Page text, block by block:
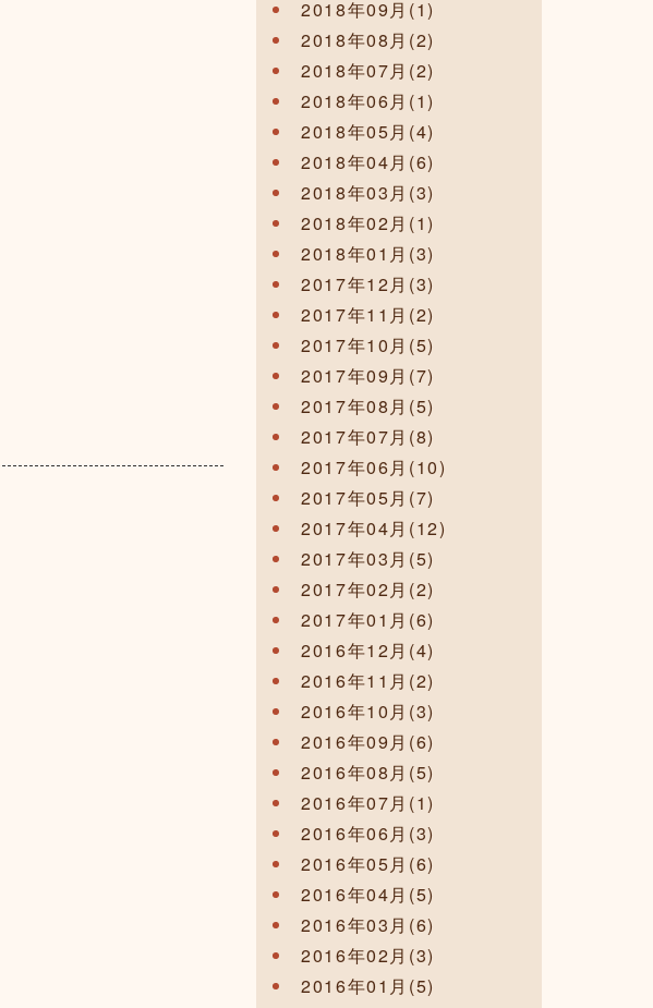
2018年09月(1)
2018年08月(2)
2018年07月(2)
2018年06月(1)
2018年05月(4)
2018年04月(6)
2018年03月(3)
2018年02月(1)
2018年01月(3)
2017年12月(3)
2017年11月(2)
2017年10月(5)
2017年09月(7)
2017年08月(5)
2017年07月(8)
2017年06月(10)
2017年05月(7)
2017年04月(12)
2017年03月(5)
2017年02月(2)
2017年01月(6)
2016年12月(4)
2016年11月(2)
2016年10月(3)
2016年09月(6)
2016年08月(5)
2016年07月(1)
2016年06月(3)
2016年05月(6)
2016年04月(5)
2016年03月(6)
2016年02月(3)
2016年01月(5)